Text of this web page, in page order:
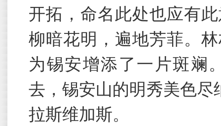
开拓，命名此处也应有
柳暗花明，遍地芳菲。
为锡安增添了一片斑斓
去，锡安山的明秀美色尽
拉斯维加斯。